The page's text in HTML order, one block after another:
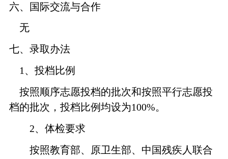
六、国际交流与合作
无
七、录取办法
1 、投档比例
按照顺序志愿投档的批次和按照平行志愿投
档的批次，投档比例均设为100%。
2、体检要求
按照教育部、原卫生部、中国残疾人联合